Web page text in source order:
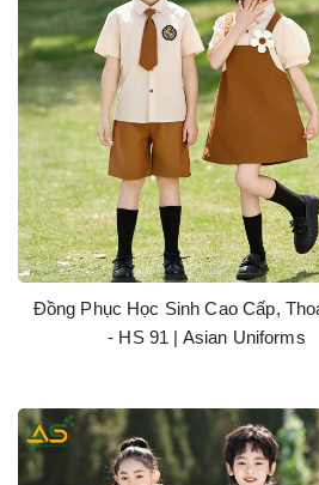
Đồng Phục Học Sinh Cao Cấp,
- HS 91 | Asian Uniforms